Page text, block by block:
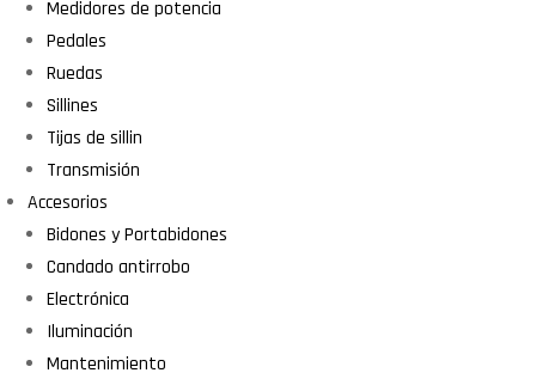
Medidores de potencia
Pedales
Ruedas
Sillines
Tijas de sillin
Transmisión
Accesorios
Bidones y Portabidones
Candado antirrobo
Electrónica
Iluminación
Mantenimiento